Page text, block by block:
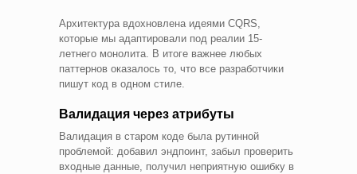
Архитектура вдохновлена идеями CQRS,
которые мы адаптировали под реалии 15-
летнего монолита. В итоге важнее любых
паттернов оказалось то, что все разработчики
пишут код в одном стиле.
Валидация через атрибуты
Валидация в старом коде была рутинной
проблемой: добавил эндпоинт, забыл проверить
входные данные, получил неприятную ошибку в